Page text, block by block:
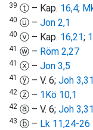
39 ⓣ – Kap. 16,4;
40 ⓤ – Jon 2,1
40 ⓥ – Kap. 16,21;
41 ⓦ – Röm 2,27
41 ⓧ – Jon 3,5
41 ⓨ – V. 6; Joh 3,31
42 ⓩ – 1Kö 10,1
42 ⓐ – V. 6; Joh 3,31
43 ⓑ – Lk 11,24-26